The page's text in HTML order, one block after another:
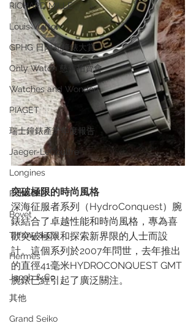
RICHARD MILLE
Louis Vuitton
GPHG 日內瓦鐘錶大賞
Only Watch 慈善拍賣會
Watches and Wonders
PIAGET
瑞士鐘錶產業年度報告
Jaeger-LeCoultre
Longines
Rubber B
Bovet
Tiffany & Co.
Hermès
Jacob & Co.
其他
Grand Seiko
突破極限的時尚風格
深海征服者系列（HydroConquest）腕
錶結合了卓越性能和時尚風格，專為喜
歡突破極限和探索新界限的人士而設
計。這個系列於2007年問世，去年推出
的直徑41毫米HYDROCONQUEST GMT
腕錶已經引起了廣泛關注。